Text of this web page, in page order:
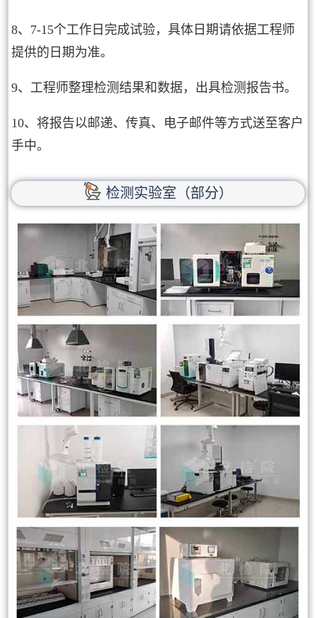
8、7-15个工作日完成试验，具体日期请依据工程师
提供的日期为准。
9、工程师整理检测结果和数据，出具检测报告书。
10、将报告以邮递、传真、电子邮件等方式送至客户
手中。
检测实验室（部分）